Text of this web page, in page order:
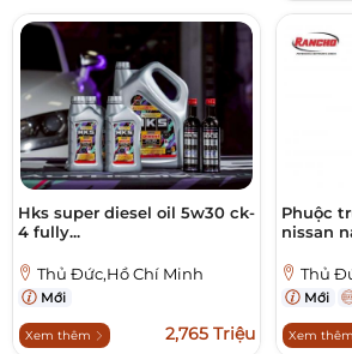
Hks super diesel oil 5w30 ck-
4 fully...
Thủ Đức,Hồ Chí Minh
Mới
Xem thêm 2,765 Triệu
Phuộc
nissan
Thủ
Mới
Xem thêm